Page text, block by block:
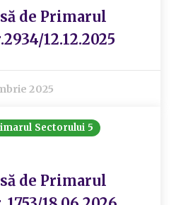
de Primarul
12.12.2025
2025
Sectorului 5
de Primarul